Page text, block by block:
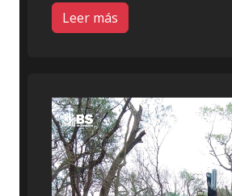
Leer más